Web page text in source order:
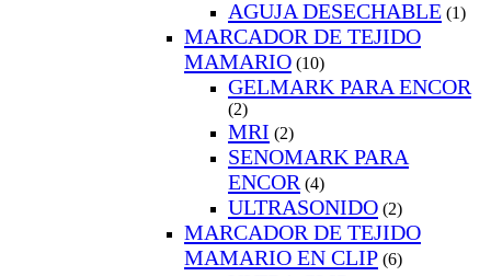
AGUJA DESECHABLE (1)
MARCADOR DE TEJIDO
MAMARIO (10)
GELMARK PARA ENCOR
(2)
MRI (2)
SENOMARK PARA
ENCOR (4)
ULTRASONIDO (2)
MARCADOR DE TEJIDO
MAMARIO EN CLIP (6)